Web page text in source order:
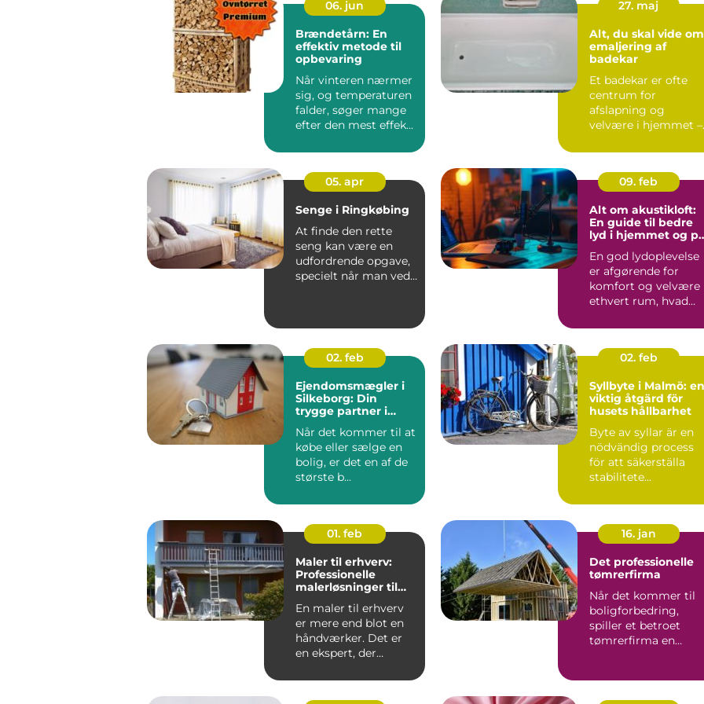
06. jun
Brændetårn: En
effektiv metode til
opbevaring
Når vinteren nærmer
sig, og temperaturen
falder, søger mange
efter den mest effek...
27. maj
Alt, du skal vide om
emaljering af
badekar
Et badekar er ofte
centrum for
afslapning og
velvære i hjemmet –
overf...
05. apr
Senge i Ringkøbing
At finde den rette
seng kan være en
udfordrende opgave,
specielt når man ved,
09. feb
Alt om akustikloft:
En guide til bedre
lyd i hjemmet og
En god lydoplevelse
er afgørende for
komfort og velvære
ethvert rum, hvad
02. feb
Ejendomsmægler i
Silkeborg: Din
trygge partner i
Når det kommer til at
købe eller sælge en
bolig, er det en af de
største b...
02. feb
Syllbyte i Malmö: en
viktig åtgärd för
husets hållbarhet
Byte av syllar är en
nödvändig process
för att säkerställa
stabilitete...
01. feb
Maler til erhverv:
Professionelle
malerløsninger til
En maler til erhverv
er mere end blot en
håndværker. Det er
en ekspert, der
16. jan
Det professionelle
tømrerfirma
Når det kommer til
boligforbedring,
spiller et betroet
tømrerfirma en